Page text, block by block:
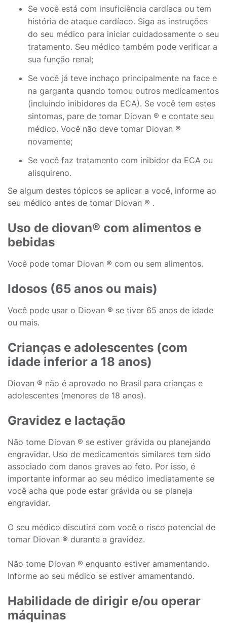
Se você está com insuficiência cardíaca ou tem
história de ataque cardíaco. Siga as instruções
do seu médico para iniciar cuidadosamente o seu
tratamento. Seu médico também pode verificar a
sua função renal;
Se você já teve inchaço principalmente na face e
na garganta quando tomou outros medicamentos
(incluindo inibidores da ECA). Se você tem estes
sintomas, pare de tomar Diovan ® e contate seu
médico. Você não deve tomar Diovan ®
novamente;
Se você faz tratamento com inibidor da ECA ou
alisquireno.
Se algum destes tópicos se aplicar a você, informe ao
seu médico antes de tomar Diovan ® .
Uso de diovan® com alimentos e
bebidas
Você pode tomar Diovan ® com ou sem alimentos.
Idosos (65 anos ou mais)
Você pode usar o Diovan ® se tiver 65 anos de idade
ou mais.
Crianças e adolescentes (com
idade inferior a 18 anos)
Diovan ® não é aprovado no Brasil para crianças e
adolescentes (menores de 18 anos).
Gravidez e lactação
Não tome Diovan ® se estiver grávida ou planejando
engravidar. Uso de medicamentos similares tem sido
associado com danos graves ao feto. Por isso, é
importante informar ao seu médico imediatamente se
você acha que pode estar grávida ou se planeja
engravidar.
O seu médico discutirá com você o risco potencial de
tomar Diovan ® durante a gravidez.
Não tome Diovan ® enquanto estiver amamentando.
Informe ao seu médico se estiver amamentando.
Habilidade de dirigir e/ou operar
máquinas